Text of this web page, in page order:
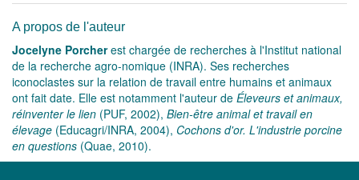
A propos de l'auteur
Jocelyne Porcherest chargée de recherches à l'Institut national
de la recherche agro-nomique (INRA). Ses recherches
iconoclastes sur la relation de travail entre humains et animaux
ont fait date. Elle est notamment l'auteur de Éleveurs et animaux,
réinventer le lien (PUF, 2002), Bien-être animal et travail en
élevage (Educagri/INRA, 2004), Cochons d'or. L'industrie porcine
en questions (Quae, 2010).